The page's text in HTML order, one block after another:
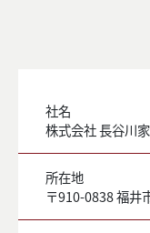
社名
株式会社 長谷川
所在地
〒910-0838 福井